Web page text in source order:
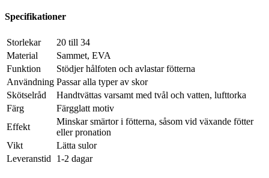
Specifikationer
Storlekar
20 till 34
Material
Sammet, EVA
Funktion
Stödjer hålfoten och avlastar fötterna
Användning Passar alla typer av skor
Skötselråd
Handtvättas varsamt med tvål och vatten, lufttorka
Färg
Färgglatt motiv
Effekt
Minskar smärtor i fötterna, såsom vid växande fötter
eller pronation
Vikt
Lätta sulor
Leveranstid
1-2 dagar